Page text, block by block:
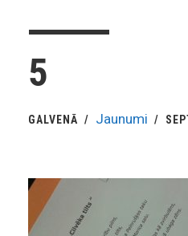
5
GALVENĀ Jaunumi